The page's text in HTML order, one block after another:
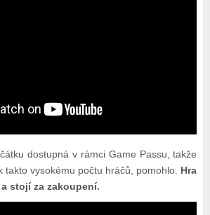
dostupná v rámci Game Passu, takže
takto vysokému počtu hráčů, pomohlo. Hra
stojí za zakoupení.